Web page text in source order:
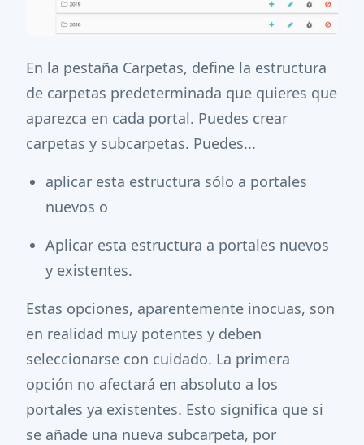
En la pestaña Carpetas, define la estructura
de carpetas predeterminada que quieres que
aparezca en cada portal. Puedes crear
carpetas y subcarpetas. Puedes...
aplicar esta estructura sólo a portales
nuevos o
Aplicar esta estructura a portales nuevos
y existentes.
Estas opciones, aparentemente inocuas, son
en realidad muy potentes y deben
seleccionarse con cuidado. La primera
opción no afectará en absoluto a los
portales ya existentes. Esto significa que si
se añade una nueva subcarpeta, por